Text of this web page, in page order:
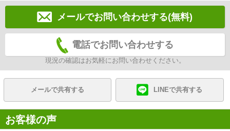
メールでお問い合わせする(無料)
電話でお問い合わせする
現況の確認はお気軽にお問い合わせください。
メールで共有する LINEで共有する
お客様の声